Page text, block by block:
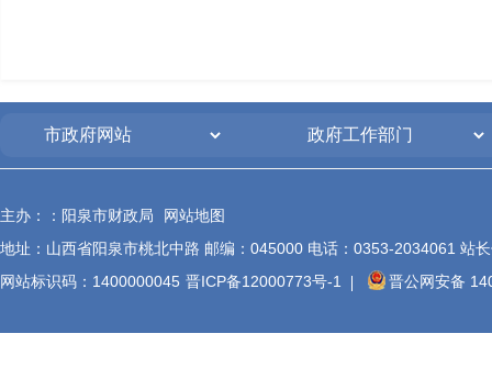
主办：：阳泉市财政局
网站地图
地址：山西省阳泉市桃北中路 邮编：045000 电话：0353-2034061 站
网站标识码：1400000045 晋ICP备12000773号-1 晋公网安备